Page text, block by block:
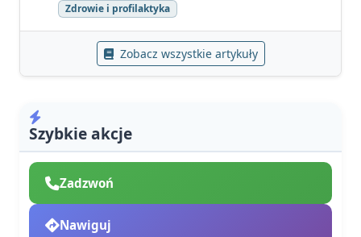
Zdrowie i profilaktyka
Zobacz wszystkie artykuły
Szybkie akcje
Zadzwoń
Nawiguj